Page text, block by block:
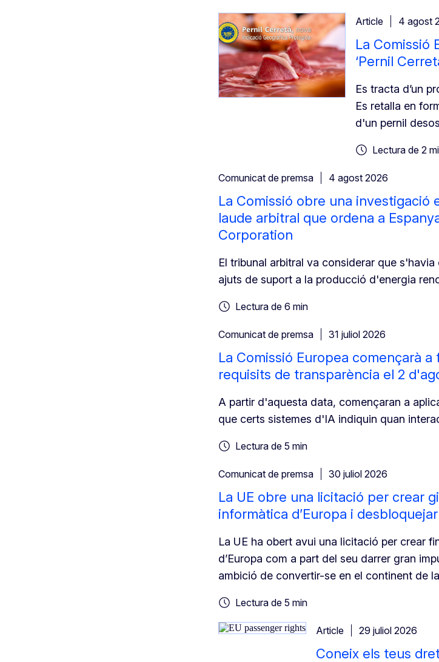
Article 4 agost
La Comissió
‘Pernil
Es tracta d’un
Es retalla en
d'un pernil
Lectura de 2
Comunicat de premsa 4 agost 2026
La Comissió obre una investigació
laude arbitral que ordena a
Corporation
El tribunal arbitral va considerar que
ajuts de suport a la producció d'energia
Lectura de 6 min
Comunicat de premsa 31 juliol 2026
La Comissió Europea començarà
requisits de transparència el 2
A partir d'aquesta data, començaran a
que certs sistemes d'IA indiquin quan
Lectura de 5 min
Comunicat de premsa 30 juliol 2026
La UE obre una licitació per crear
informàtica d’Europa i
La UE ha obert avui una licitació per crear
d’Europa com a part del seu darrer gran
ambició de convertir-se en el continent de
Lectura de 5 min
Article 29 juliol 2026
Coneix els teus